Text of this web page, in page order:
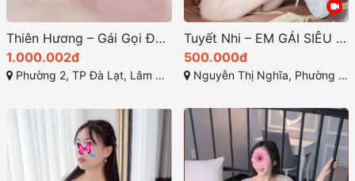
Thiên Hương – Gái Gọi Đà Lạt Dâm Tình, Hàng Ngon Cao Cấp Vú Bướm Mẩy Mà
1.000.002đ
Phường 2, TP Đà Lạt, Lâm Đồng
Tuyết Nhi – EM GÁI SIÊU PHẨM, Mặt Xinh, Dáng Đẹp, Làm Tình Hăng Say, Sự Hoàn Hảo và Tinh Tế
500.000đ
Nguyễn Thị Nghĩa, Phường 2, TP Đà Lạt, Lâm Đồng